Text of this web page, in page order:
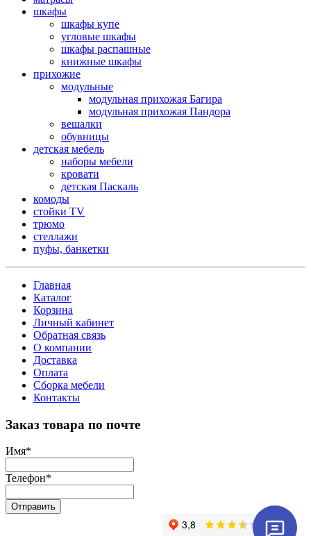
шкафы
шкафы купе
угловые шкафы
шкафы распашные
книжные шкафы
прихожие
модульные
модульная прихожая Багира
модульная прихожая Пандора
вешалки
обувницы
детская мебель
наборы мебели
кровати
детская Паскаль
комоды
стойки TV
трюмо
стеллажи
пуфы, банкетки
Главная
Каталог
Корзина
Личный кабинет
Обратная связь
О компании
Доставка
Оплата
Сборка мебели
Контакты
Заказ товара по почте
Имя*
Телефон*
Отправить